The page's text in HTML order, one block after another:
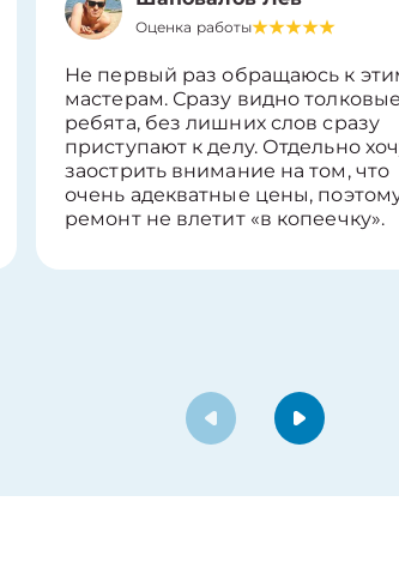
Оценка работы
Не первый раз обращаюсь к
мастерам. Сразу видно толковые
ребята, без лишних слов сразу
приступают к делу. Отдельно
заострить внимание на том, что
очень адекватные цены,
ремонт не влетит «в копеечку».